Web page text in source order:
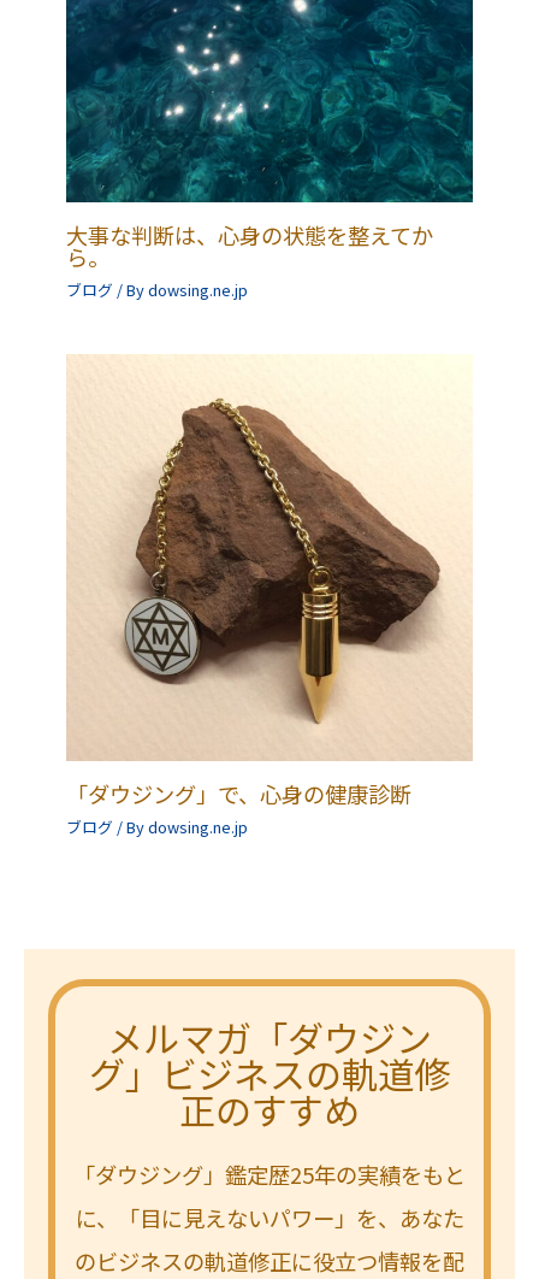
大事な判断は、心身の状態を整えてか
ら。
ブログ / Bydowsing.ne.jp
「ダウジング」で、心身の健康診断
ブログ / Bydowsing.ne.jp
メルマガ「ダウジン
グ」ビジネスの軌道修
正のすすめ
「ダウジング」鑑定歴25年の実績をもと
に、「目に見えないパワー」を、あなた
のビジネスの軌道修正に役立つ情報を配